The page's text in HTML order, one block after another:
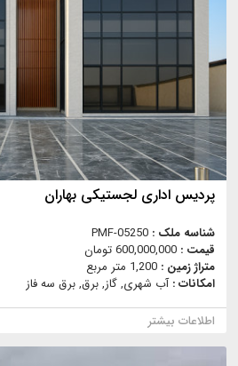
پردیس اداری لجستیکی بهاران
شناسه ملک : PMF-05250
قیمت : 600,000,000 تومان
متراژ زمین : 1,200 متر مربع
امکانات :آب شهری, گاز, برق, برق سه فاز
اطلاعات بیشتر